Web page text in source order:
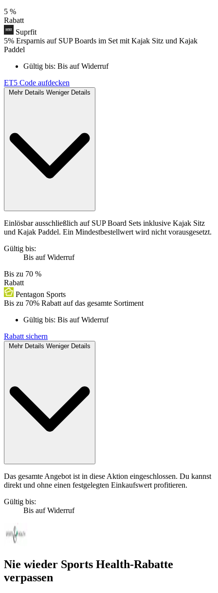
5 %
Rabatt
Suprfit
5% Ersparnis auf SUP Boards im Set mit Kajak Sitz und Kajak
Paddel
Gültig bis: Bis auf Widerruf
ET5 Code aufdecken
Mehr Details Weniger Details
Einlösbar ausschließlich auf SUP Board Sets inklusive Kajak Sitz
und Kajak Paddel. Ein Mindestbestellwert wird nicht vorausgesetzt.
Gültig bis:
Bis auf Widerruf
Bis zu 70 %
Rabatt
Pentagon Sports
Bis zu 70% Rabatt auf das gesamte Sortiment
Gültig bis: Bis auf Widerruf
Rabatt sichern
Mehr Details Weniger Details
Das gesamte Angebot ist in diese Aktion eingeschlossen. Du kannst
direkt und ohne einen festgelegten Einkaufswert profitieren.
Gültig bis:
Bis auf Widerruf
Nie wieder Sports Health-Rabatte
verpassen